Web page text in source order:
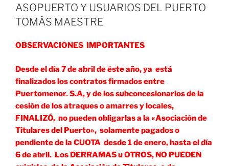
ASOPUERTO Y USUARIOS DEL PUERTO
TOMÁS MAESTRE
OBSERVACIONES IMPORTANTES
Desde el día 7 de abril de éste año, ya está
finalizados los contratos firmados entre
Puertomenor. S.A, y de los subconcesionarios de la
cesión de los atraques o amarres y locales,
FINALIZÓ, no pueden obligarlas a la «Asociación de
Titulares del Puerto», solamente pagados o
pendiente de la CUOTA desde 1 de enero, hasta el día
6 de abril. Los DERRAMAS u OTROS, NO PUEDEN